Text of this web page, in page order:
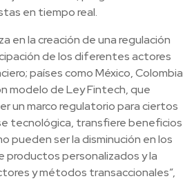
en tiempo real.
en la creación de una regulación
de los diferentes actores
países como México, Colombia
modelo de Ley Fintech, que
un marco regulatorio para ciertos
tecnológica, transfiere beneficios
pueden ser la disminución en los
productos personalizados y la
y métodos transaccionales”,